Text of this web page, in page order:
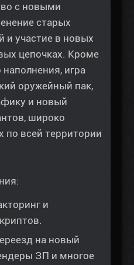
с новыми
старых
и участие в новых
цепочках. Кроме
игра
оружейный пак,
и новый
широко
по всей территории
и
на новый
ЗП и многое